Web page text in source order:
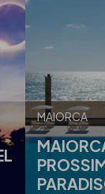
MAIORCA